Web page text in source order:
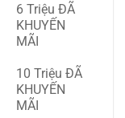
6 Triệu ĐÃ
KHUYẾN
MÃI
10 Triệu ĐÃ
KHUYẾN
MÃI